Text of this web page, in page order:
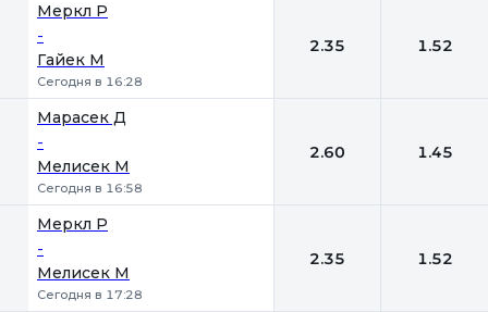
Меркл Р
-
Гайек М
Сегодня в 16:28
2.35 1.52
Марасек Д
-
Мелисек М
Сегодня в 16:58
2.60 1.45
Меркл Р
-
Мелисек М
Сегодня в 17:28
2.35 1.52